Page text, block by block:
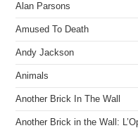
Alan Parsons
Amused To Death
Andy Jackson
Animals
Another Brick In The Wall
Another Brick in the Wall: